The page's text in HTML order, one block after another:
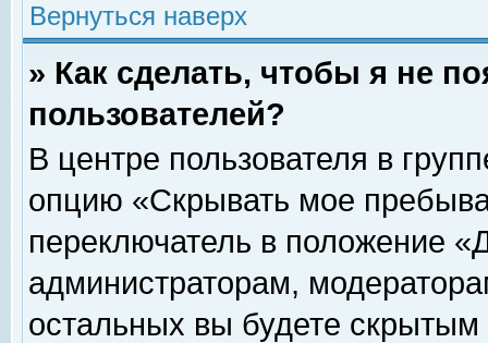
Вернуться наверх
» Как сделать, чтобы я не
пользователей?
В центре пользователя в
опцию «Скрывать мое
переключатель в положение
администраторам,
остальных вы будете скрытым